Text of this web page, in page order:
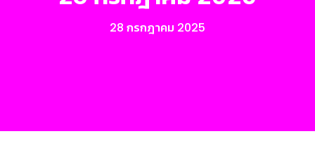
28 กรกฎาคม 2025